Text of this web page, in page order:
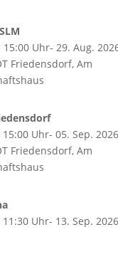
15:00 Uhr- 29. Aug.
Friedensdorf, Am
Uhr- 05. Sep.
Friedensdorf, Am
11:30 Uhr- 13. Sep.